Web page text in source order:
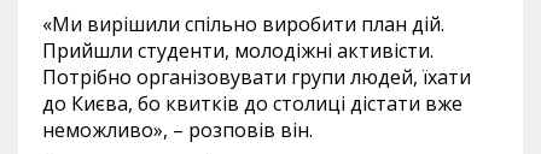
«Ми вирішили спільно виробити план дій.
Прийшли студенти, молодіжні активісти.
Потрібно організовувати групи людей, їхати
до Києва, бо квитків до столиці дістати вже
неможливо», – розповів він.